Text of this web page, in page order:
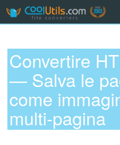
Convertire
— Salva le
come
multi-pagina